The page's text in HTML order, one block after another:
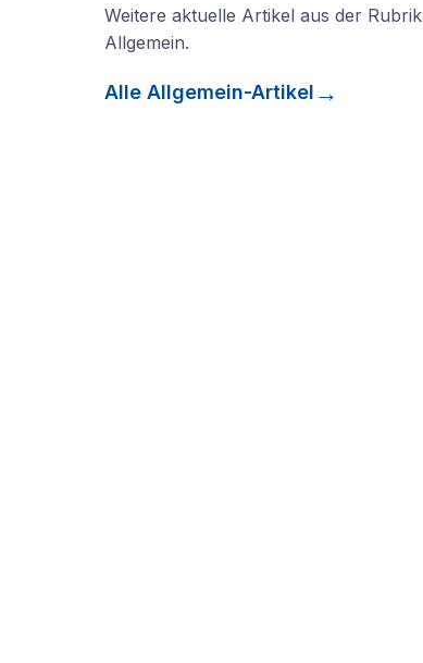
Weitere aktuelle Artikel aus der Rubrik
Allgemein.
Alle Allgemein-Artikel